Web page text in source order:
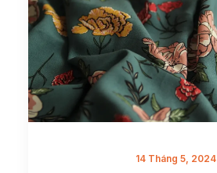
14 Tháng 5, 2024